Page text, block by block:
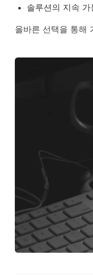
솔루션의 지속 가
올바른 선택을 통해